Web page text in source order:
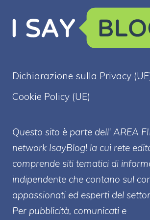
Dichiarazione sulla Privacy
Cookie Policy (UE)
Questo sito è parte dell' AREA
network IsayBlog! la cui rete
comprende siti tematici di
indipendente che contano sul
appassionati ed esperti del
Per pubblicità, comunicati e